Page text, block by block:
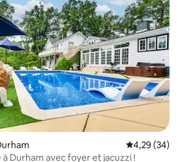
Évaluation
4,29 (34)
à Durham avec foyer et jacuzzi !